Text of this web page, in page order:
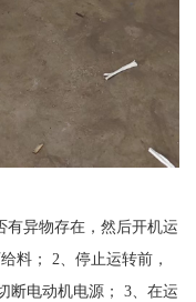
有异物存在，然后开机运
料； 2、停止运转前，
断电动机电源； 3、在运